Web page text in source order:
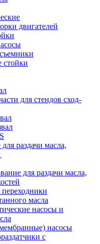
двигателей
стойки
для стендов сход-
раздачи масла,
для раздачи масла,
масла
насосы и
насосы
с